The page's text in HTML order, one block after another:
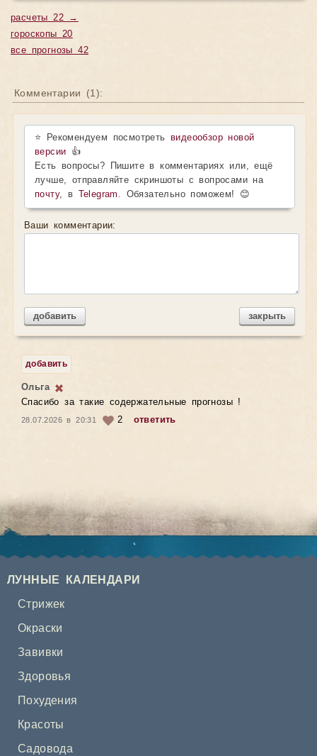
расчеты 22 →
гороскопы 20
все прогнозы 42
Комментарии (1):
⭐ Рекомендуем посмотретьвидеообзор новой
версии 👍
Есть вопросы? Пишите в комментариях или, ещё
лучше, отправляйте скриншоты с вопросами на
почту, в Telegram . Обязательно поможем! 😊
Ваши комментарии:
добавить закрыть
добавить
Ольга
Спасибо за такие содержательные прогнозы !
28.07.2026 в 20:31 2 ответить
ЛУННЫЕ КАЛЕНДАРИ
Стрижек
Окраски
Завивки
Здоровья
Похудения
Красоты
Садовода